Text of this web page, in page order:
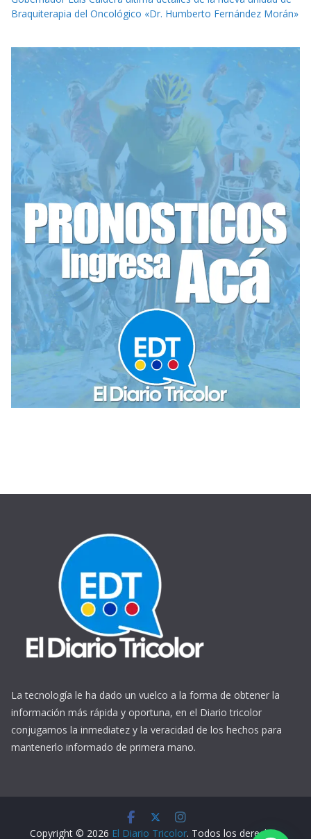
Braquiterapia del Oncológico «Dr. Humberto Fernández Morán»
La tecnología le ha dado un vuelco a la forma de obtener la
información más rápida y oportuna, en el Diario tricolor
conjugamos la inmediatez y la veracidad de los hechos para
mantenerlo informado de primera mano.
Copyright © 2026 El Diario Tricolor. Todos los derechos